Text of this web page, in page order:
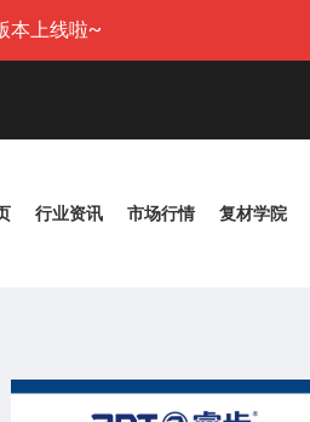
本上线啦~
行业资讯 市场行情 复材学院